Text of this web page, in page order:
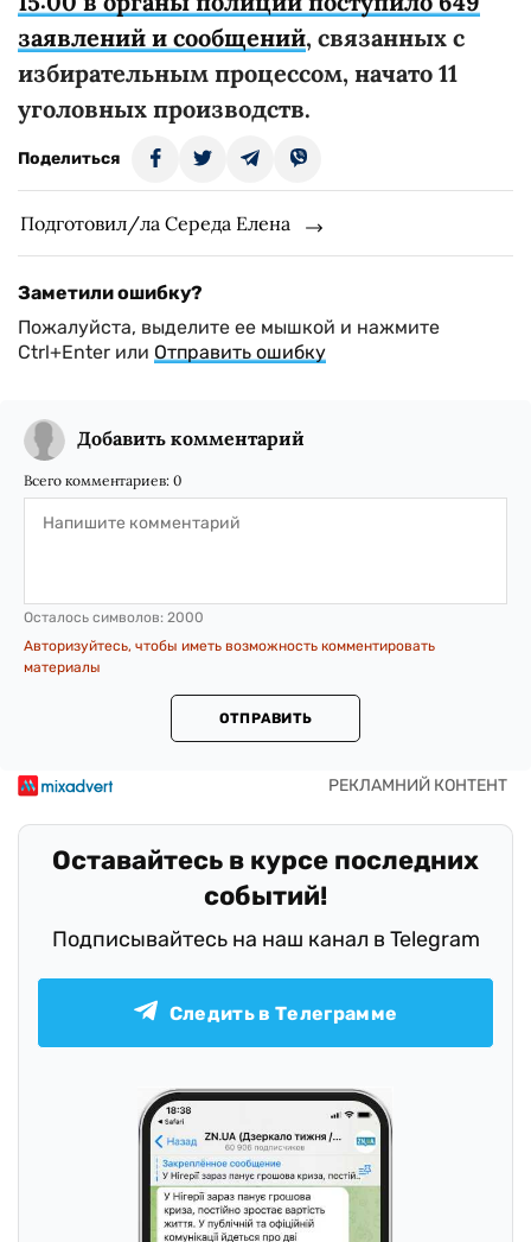
заявлений и сообщений, связанных с
избирательным процессом, начато 11
уголовных производств.
Поделиться
Подготовил/ла Середа Елена
Заметили ошибку?
Пожалуйста, выделите ее мышкой и нажмите
Ctrl+Enter или Отправить ошибку
Добавить комментарий
Всего комментариев: 0
Осталось символов: 2000
Авторизуйтесь, чтобы иметь возможность комментировать
материалы
ОТПРАВИТЬ
Оставайтесь в курсе последних
событий!
Подписывайтесь на наш канал в Telegram
Следить в Телеграмме